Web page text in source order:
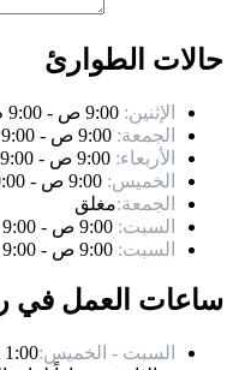
حالات الطوارئ
الإثنين:
الجمعة:
الأربعاء:
الخميس:
الجمعة:مغلق
السبت:
السبت:
ساعات العمل في
السبت - الخميس:1:00 م - 4:00 م